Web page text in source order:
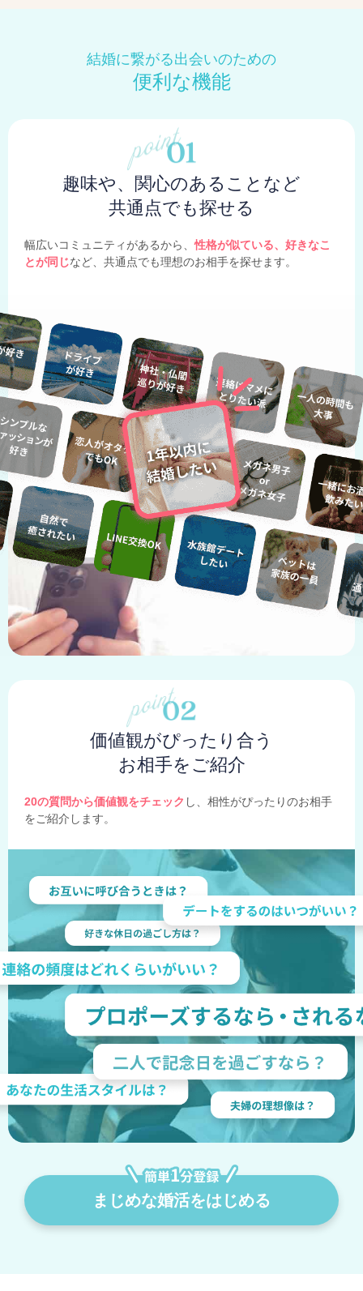
結婚に繋がる出会いのための
便利な機能
趣味や、関心のあることなど
共通点でも探せる
幅広いコミュニティがあるから、性格が似ている、好きなこ
とが同じなど、共通点でも理想のお相手を探せます。
価値観がぴったり合う
お相手をご紹介
20の質問から価値観をチェック し、相性がぴったりのお相手
をご紹介します。
まじめな婚活をはじめる